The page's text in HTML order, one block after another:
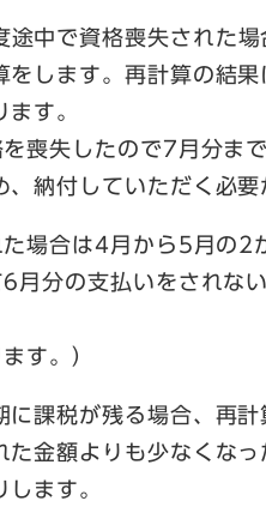
途中で資格喪失された場
します。再計算の結
す。
喪失したので7月分ま
納付していただく必要
場合は4月から5月の2
月分の支払いをされな
す。）
課税が残る場合、再
た金額よりも少なくな
ます。